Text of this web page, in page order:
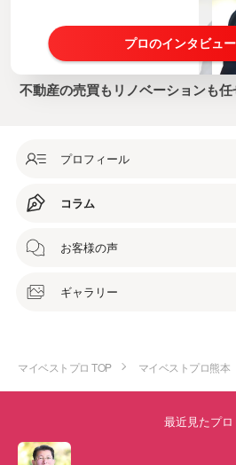
プロのインタビュ
不動産の売買もリノベーションも
プロフィール
コラム
お客様の声
ギャラリー
マイベストプロ TOP マイベストプロ熊本
最近見たプロ